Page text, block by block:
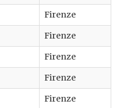
Firenze
Firenze
Firenze
Firenze
Firenze